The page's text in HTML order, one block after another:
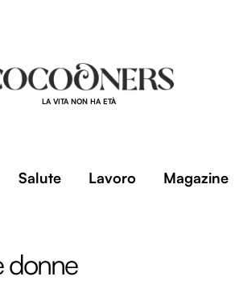
LA VITA NON HA ETÀ
Salute Lavoro Magazine
donne